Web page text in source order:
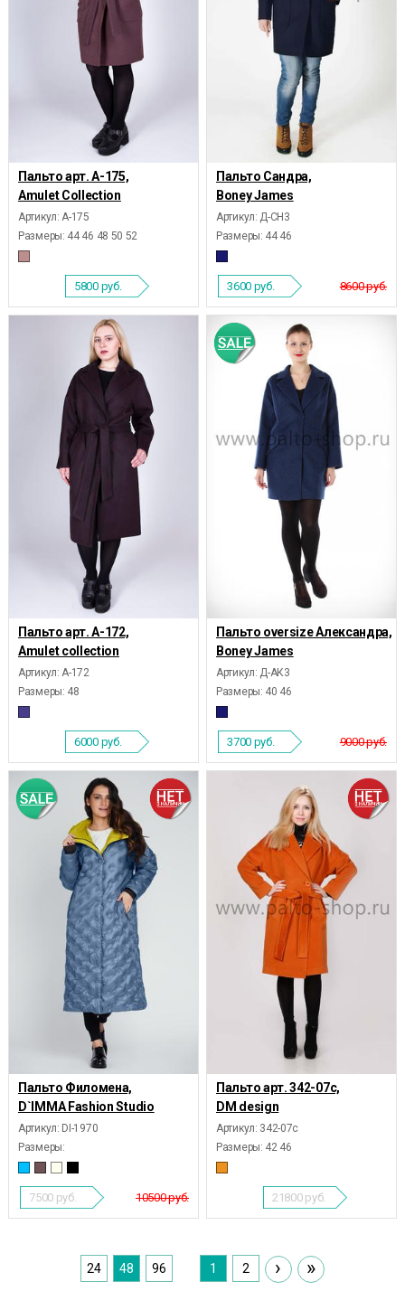
Пальто арт. А-175,
Amulet Collection
Артикул: А-175
Размеры: 44 46 48 50 52
5800 руб.
Пальто Сандра,
Boney James
Артикул: Д-СН3
Размеры: 44 46
8600 руб.
3600 руб.
Пальто арт. А-172,
Amulet collection
Артикул: А-172
Размеры: 48
6000 руб.
Пальто oversize Александра,
Boney James
Артикул: Д-АК3
Размеры: 40 46
9000 руб.
3700 руб.
Пальто Филомена,
D`IMMA Fashion Studio
Артикул: DI-1970
Размеры:
10500 руб.
7500 руб.
Пальто арт. 342-07c,
DM design
Артикул: 342-07с
Размеры: 42 46
21800 руб.
24 48 96 1 2 › »